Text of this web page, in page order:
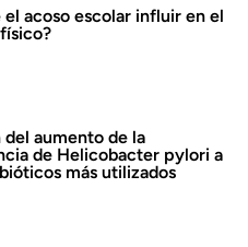
el acoso escolar influir en el
aumento de la
de Helicobacter pylori a
más utilizados